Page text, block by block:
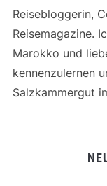
Reisebloggerin,
Reisemagazine.
Marokko und
kennenzulernen
Salzkammergut